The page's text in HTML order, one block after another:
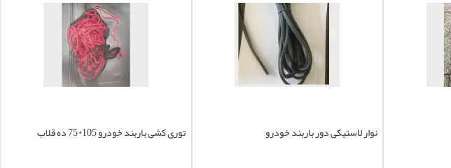
نوار لاستیکی دور باربند خودرو توری کشی باربند خودرو 105*75 ده قلاب